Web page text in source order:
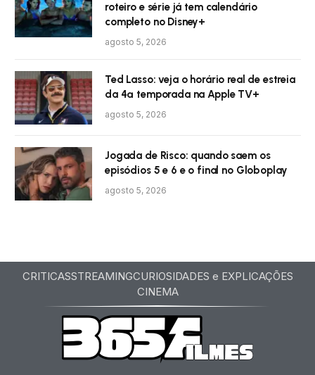
roteiro e série já tem calendário
completo no Disney+
agosto 5, 2026
Ted Lasso: veja o horário real de estreia
da 4ª temporada na Apple TV+
agosto 5, 2026
Jogada de Risco: quando saem os
episódios 5 e 6 e o final no Globoplay
agosto 5, 2026
CRITICASSTREAMINGCURIOSIDADES e EXPLICAÇÕES
CINEMA